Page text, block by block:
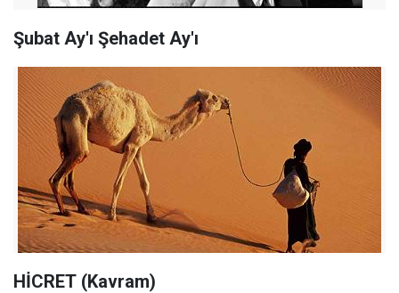
Şubat Ay'ı Şehadet Ay'ı
HİCRET (Kavram)